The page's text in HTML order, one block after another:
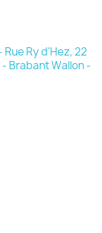
Ry d'Hez, 22
Brabant Wallon -